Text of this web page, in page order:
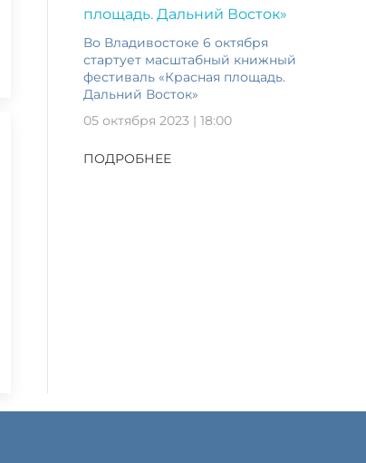
Во Владивостоке 6 октября
стартует масштабный книжный
фестиваль «Красная площадь.
Дальний Восток»
05 октября 2023 | 18:00
ПОДРОБНЕЕ